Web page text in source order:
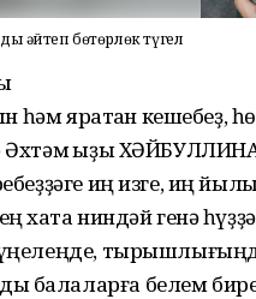
әйтеп бөтөрлөк түгел
һәм яратҡан
Әхтәм ҡыҙы
иң изге, иң
хаҡта ниндәй генә
белем